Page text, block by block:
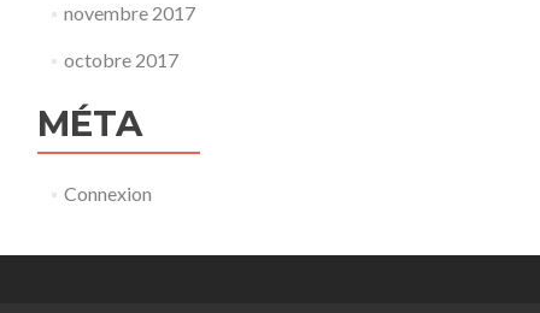
novembre 2017
octobre 2017
MÉTA
Connexion